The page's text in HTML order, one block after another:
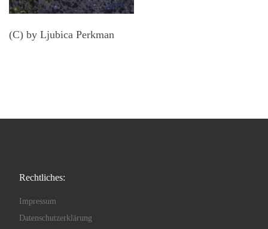
(C) by Ljubica Perkman
Rechtliches:
Impressum
Datenschutzerklärung